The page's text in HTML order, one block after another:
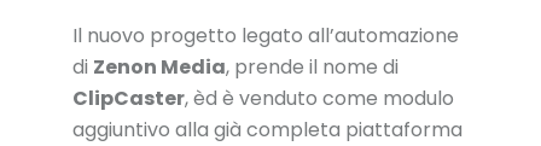
Il nuovo progetto legato all’automazione
di Zenon Media, prende il nome di
ClipCaster, èd è venduto come modulo
aggiuntivo alla già completa piattaforma